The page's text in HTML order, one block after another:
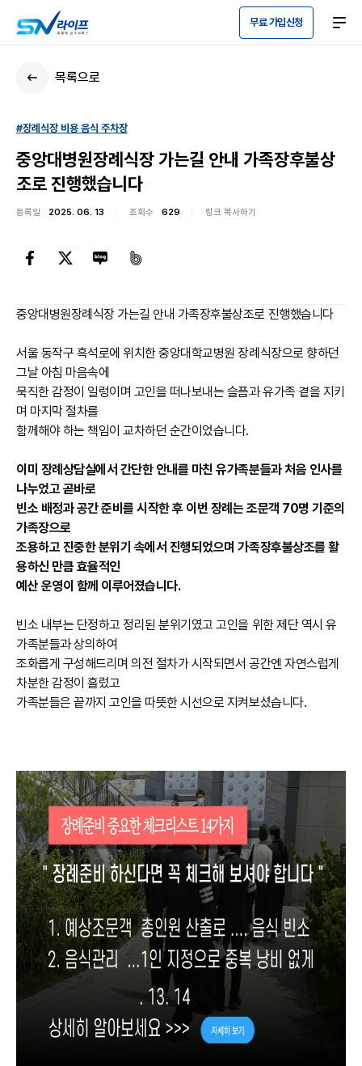
무료 가입신청
목록으로
#장례식장 비용 음식 주차장
중앙대병원장례식장 가는길 안내 가족장후불상
조로 진행했습니다
등록일 2025. 06. 13 조회수 629 링크 복사하기
중앙대병원장례식장 가는길 안내 가족장후불상조로 진행했습니다
서울 동작구 흑석로에 위치한 중앙대학교병원 장례식장으로 향하던
그날 아침 마음속에
묵직한 감정이 일렁이며 고인을 떠나보내는 슬픔과 유가족 곁을 지키
며 마지막 절차를
함께해야 하는 책임이 교차하던 순간이었습니다.
이미 장례상담실에서 간단한 안내를 마친 유가족분들과 처음 인사를
나누었고 곧바로
빈소 배정과 공간 준비를 시작한 후 이번 장례는 조문객 70명 기준의
가족장으로
조용하고 진중한 분위기 속에서 진행되었으며 가족장후불상조를 활
용하신 만큼 효율적인
예산 운영이 함께 이루어졌습니다.
빈소 내부는 단정하고 정리된 분위기였고 고인을 위한 제단 역시 유
가족분들과 상의하여
조화롭게 구성해드리며 의전 절차가 시작되면서 공간엔 자연스럽게
차분한 감정이 흘렀고
가족분들은 끝까지 고인을 따뜻한 시선으로 지켜보셨습니다.